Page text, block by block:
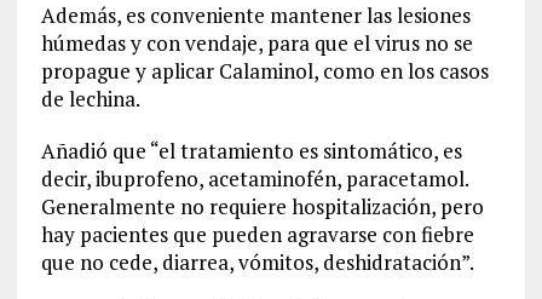
Además, es conveniente mantener las lesiones
húmedas y con vendaje,para que el virus no se
propaguey aplicar Calaminol, como en los casos
de lechina.
Añadió que “el tratamiento es sintomático, es
decir, ibuprofeno, acetaminofén, paracetamol.
Generalmente no requiere hospitalización, pero
hay pacientes que pueden agravarse con fiebre
que no cede, diarrea, vómitos, deshidratación”.